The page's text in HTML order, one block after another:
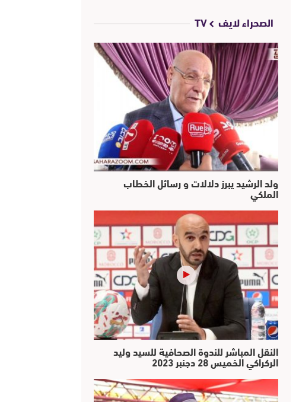
الصحراء لايف TV
ولد الرشيد يبرز دلالات و رسائل الخطاب
الملكي
النقل المباشر للندوة الصحافية للسيد وليد
الركراكي الخميس 28 دجنبر 2023